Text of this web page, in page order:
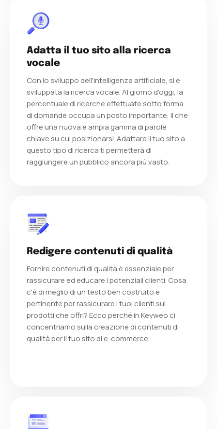
Adatta il tuo sito alla ricerca
vocale
Con lo sviluppo dell'intelligenza artificiale, si è
sviluppata la ricerca vocale. Al giorno d'oggi, la
percentuale di ricerche effettuate sotto forma
di domande occupa un posto importante, il che
offre una nuova e ampia gamma di parole
chiave su cui posizionarsi. Adattare il tuo sito a
questo tipo di ricerca ti permetterà di
raggiungere un pubblico ancora più vasto.
Redigere contenuti di qualità
Fornire contenuti di qualità è essenziale per
rassicurare ed educare i potenziali clienti. Cosa
c'è di meglio di un testo ben costruito e
pertinente per rassicurare i tuoi clienti sui
prodotti che offri? Ecco perché in Keyweo ci
concentriamo sulla creazione di contenuti di
qualità per il tuo sito di e-commerce.